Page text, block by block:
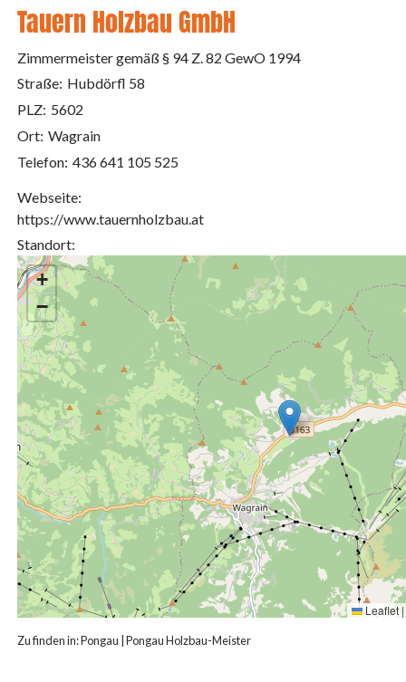
Tauern Holzbau GmbH
Zimmermeister gemäß § 94 Z. 82 GewO 1994
Straße: Hubdörfl 58
PLZ: 5602
Ort: Wagrain
Telefon: 436 641 105 525
Webseite:
https://www.tauernholzbau.at
Standort:
+
−
Leaflet |
Zu finden in:Pongau Pongau Holzbau-Meister